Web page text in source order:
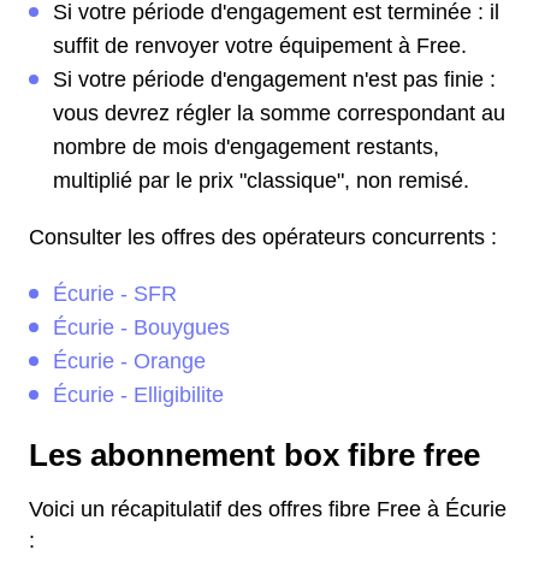
Si votre période d'engagement est terminée : il
suffit de renvoyer votre équipement à Free.
Si votre période d'engagement n'est pas finie :
vous devrez régler la somme correspondant au
nombre de mois d'engagement restants,
multiplié par le prix "classique", non remisé.
Consulter les offres des opérateurs concurrents :
Écurie - SFR
Écurie - Bouygues
Écurie - Orange
Écurie - Elligibilite
Les abonnement box fibre free
Voici un récapitulatif des offres fibre Free à Écurie
: